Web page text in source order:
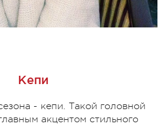
Кепи
- кепи. Такой головной
акцентом стильного